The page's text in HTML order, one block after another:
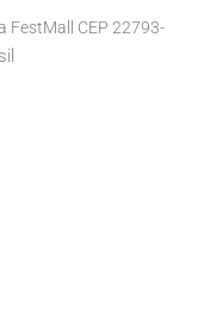
FestMall CEP 22793-